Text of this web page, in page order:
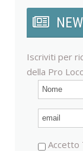
Iscriviti per
della Pro
Accetto